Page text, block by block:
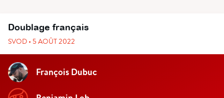
Doublage français
SVOD • 5 AOÛT 2022
François Dubuc